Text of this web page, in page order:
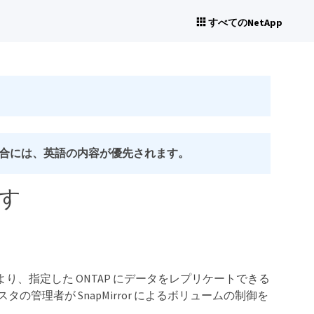
すべてのNetApp
は、英語の内容が優先されます。
、指定した ONTAP にデータをレプリケートできる
の管理者が SnapMirror によるボリュームの制御を